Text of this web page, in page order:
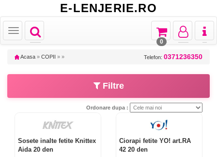
E-LENJERIE.RO
Toggle
navigation
Toggle
Toggle
navigation
Toggle
navigation
Toggle
navigation
0
Acasa » COPII » » Telefon: 0371236350
Filtre
Ordonare dupa :
Sosete inalte fetite Knittex
Aida 20 den
Ciorapi fetite YO! art.RA
42 20 den